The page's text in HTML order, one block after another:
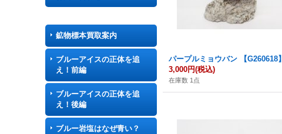
鉱物標本買取案内
ブルーアイスの正体を追
え！前編
ブルーアイスの正体を追
え！後編
ブルー岩塩はなぜ青い？
パープルミョウバン 【G260618】
3,000円(税込)
在庫数 1点